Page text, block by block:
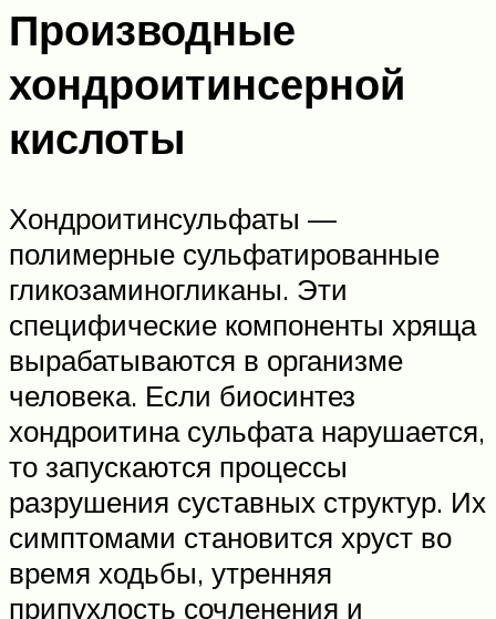
Производные
хондроитинсерной
кислоты
Хондроитинсульфаты —
полимерные сульфатированные
гликозаминогликаны. Эти
специфические компоненты хряща
вырабатываются в организме
человека. Если биосинтез
хондроитина сульфата нарушается,
то запускаются процессы
разрушения суставных структур. Их
симптомами становится хруст во
время ходьбы, утренняя
припухлость сочленения и